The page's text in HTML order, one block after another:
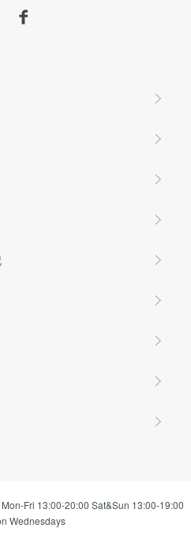
Fri 13:00-20:00 Sat&Sun 13:00-19:00
Wednesdays